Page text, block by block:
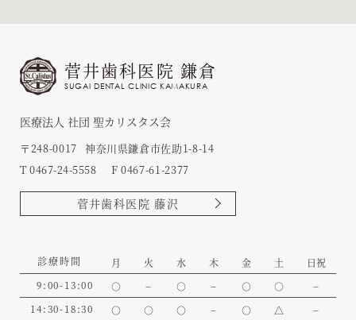
菅井歯科医院 鎌倉
SUGAI DENTAL CLINIC KAMAKURA
医療法人 社団 聖カリスタス会
〒248-0017 神奈川県鎌倉市佐助1-8-14
T 0467-24-5558
F 0467-61-2377
菅井歯科医院 藤沢
診療時間 月 火 水 木 金 土
日祝
9:00-13:00
○ − ○ − ○ ○
−
14:30-18:30
○ ○ ○ − ○ △ −